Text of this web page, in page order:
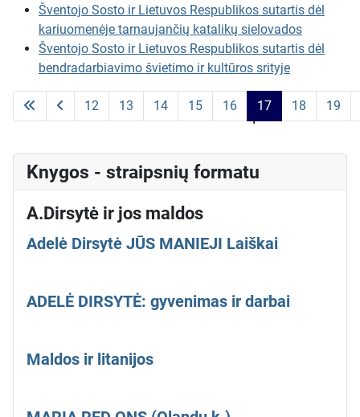
Šventojo Sosto ir Lietuvos Respublikos sutartis dėl
kariuomenėje tarnaujančių katalikų sielovados
Šventojo Sosto ir Lietuvos Respublikos sutartis dėl
bendradarbiavimo švietimo ir kultūros srityje
Puslapis 17 iš 23
12 13 14 15 16 17 18 19
Knygos - straipsnių formatu
A.Dirsytė ir jos maldos
Adelė Dirsytė JŪS MANIEJI Laiškai
ADELĖ DIRSYTĖ: gyvenimas ir darbai
Maldos ir litanijos